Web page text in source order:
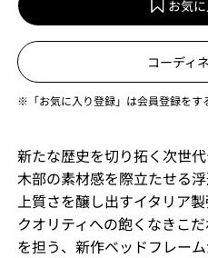
お気
コーディ
※「お気に入り登録」は会員登録をす
新たな歴史を切り拓く次世
⽊部の素材感を際⽴たせる浮
上質さを醸し出すイタリア製
クオリティへの飽くなきこ
を担う、新作ベッドフレーム